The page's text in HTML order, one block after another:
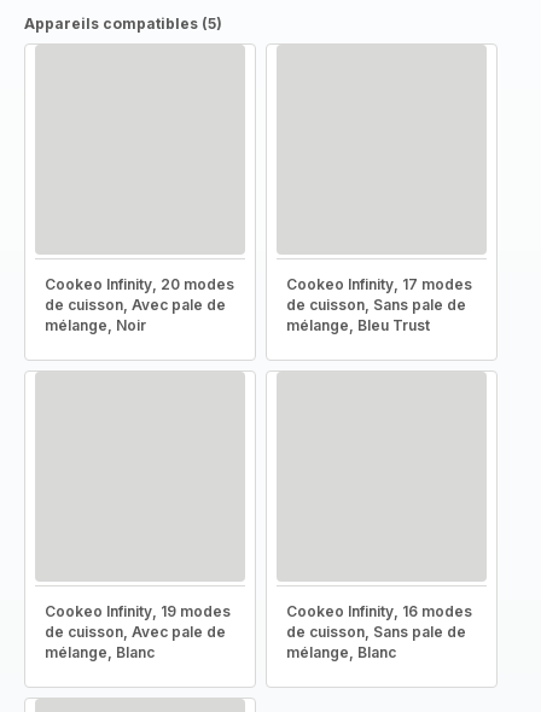
Appareils compatibles (5)
Cookeo Infinity, 20 modes
de cuisson, Avec pale de
mélange, Noir
Cookeo Infinity, 17 modes
de cuisson, Sans pale de
mélange, Bleu Trust
Cookeo Infinity, 19 modes
de cuisson, Avec pale de
mélange, Blanc
Cookeo Infinity, 16 modes
de cuisson, Sans pale de
mélange, Blanc